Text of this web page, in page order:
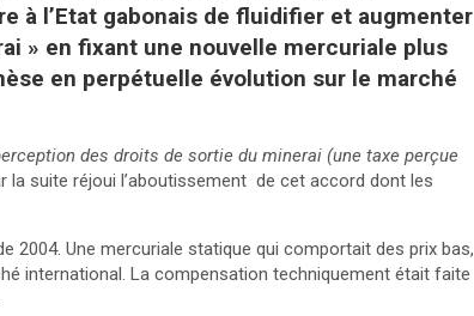
à l’Etat gabonais de fluidifier et augmenter
» en fixant une nouvelle mercuriale plus
en perpétuelle évolution sur le marché
des droits de sortie du minerai (une taxe perçue
la suite réjoui l’aboutissement de cet accord dont les
Une mercuriale statique qui comportait des prix bas,
international. La compensation techniquement était faite